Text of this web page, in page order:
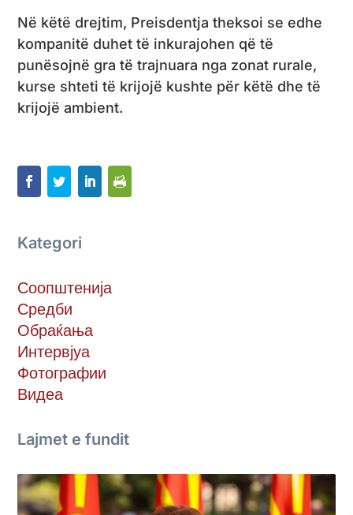
Në këtë drejtim, Preisdentja theksoi se edhe
kompanitë duhet të inkurajohen që të
punësojnë gra të trajnuara nga zonat rurale,
kurse shteti të krijojë kushte për këtë dhe të
krijojë ambient.
Kategori
Соопштенија
Средби
Обраќања
Интервјуа
Фотографии
Видеа
Lajmet e fundit